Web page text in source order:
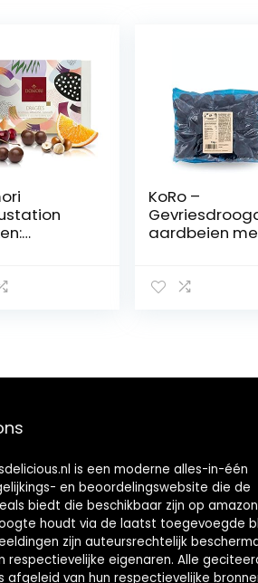
KoRo –
aardbeien
is een moderne alles-in-één
en beoordelingswebsite die de
biedt die beschikbaar zijn op
houdt via de laatst toegevoegde
zijn auteursrechtelijk
respectievelijke eigenaren. Alle
afgeleid van hun respectievelijke